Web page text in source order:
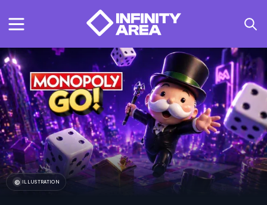
ILLUSTRATION